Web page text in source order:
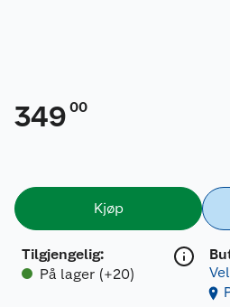
349 00
Kjøp
Tilgjengelig:
På lager (+20)